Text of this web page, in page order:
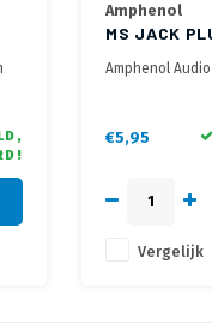
Amphenol
MS JACK
Amphenol
€5,95
Vergelijk